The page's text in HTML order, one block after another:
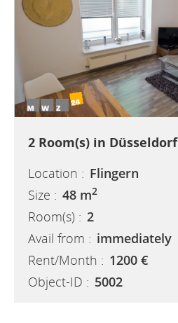
2 Room(s) in Düsseldorf
Location : Flingern
Size : 48 m2
Room(s) : 2
Avail from : immediately
Rent/Month : 1200 €
Object-ID : 5002